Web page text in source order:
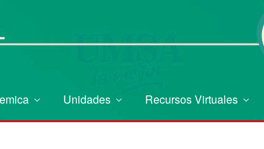
Unidades Recursos Virtuales